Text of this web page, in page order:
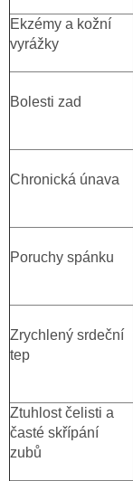
Ekzémy a kožní
vyrážky
Bolesti zad
Chronická únava
Poruchy spánku
Zrychlený srdeční
tep
Ztuhlost čelisti a
časté skřípání
zubů